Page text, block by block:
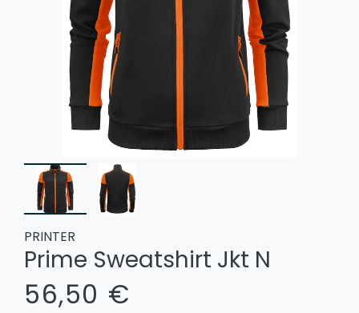
PRINTER
Prime Sweatshirt Jkt N
56,50 €